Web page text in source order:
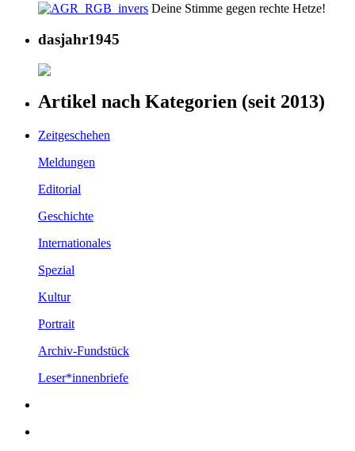
Deine Stimme gegen rechte Hetze!
dasjahr1945
Artikel nach Kategorien (seit 2013)
Zeitgeschehen
Meldungen
Editorial
Geschichte
Internationales
Spezial
Kultur
Portrait
Archiv-Fundstück
Leser*innenbriefe